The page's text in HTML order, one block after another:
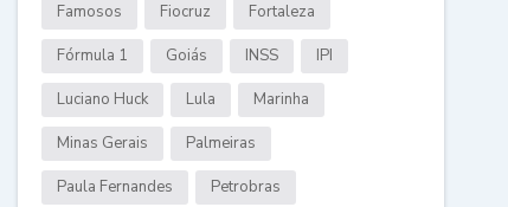
Famosos Fiocruz Fortaleza
Fórmula 1 Goiás INSS IPI
Luciano Huck Lula Marinha
Minas Gerais Palmeiras
Paula Fernandes Petrobras